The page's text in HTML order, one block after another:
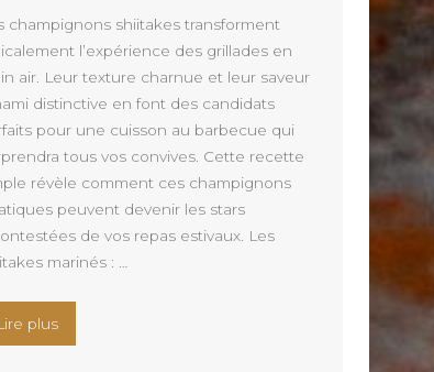
un concept clé en main »
champignons shiitakes transforment
l’expérience des grillades en
air. Leur texture charnue et leur saveur
distinctive en font des candidats
pour une cuisson au barbecue qui
tous vos convives. Cette recette
révèle comment ces champignons
peuvent devenir les stars
de vos repas estivaux. Les
marinés : …
plus« Shiitakes, une recette simple à découvrir qui